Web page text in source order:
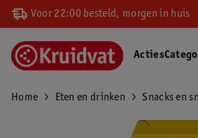
Voor 22:00 besteld, morgen in huis
Acties
Home Eten en drinken Snacks en